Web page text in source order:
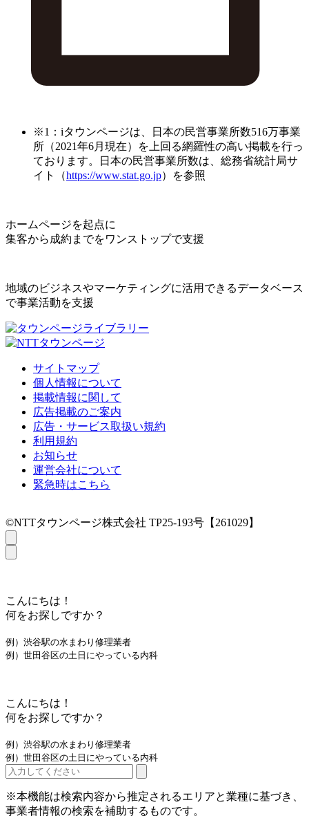
※1：iタウンページは、日本の民営事業所数516万事業
所（2021年6月現在）を上回る網羅性の高い掲載を行っ
ております。日本の民営事業所数は、総務省統計局サ
イト（https://www.stat.go.jp）を参照
ホームページを起点に
集客から成約までをワンストップで支援
地域のビジネスやマーケティングに活用できるデータベース
で事業活動を支援
サイトマップ
個人情報について
掲載情報に関して
広告掲載のご案内
広告・サービス取扱い規約
利用規約
お知らせ
運営会社について
緊急時はこちら
©NTTタウンページ株式会社 TP25-193号【261029】
こんにちは！
何をお探しですか？
例）渋谷駅の水まわり修理業者
例）世田谷区の土日にやっている内科
こんにちは！
何をお探しですか？
例）渋谷駅の水まわり修理業者
例）世田谷区の土日にやっている内科
※本機能は検索内容から推定されるエリアと業種に基づき、
事業者情報の検索を補助するものです。